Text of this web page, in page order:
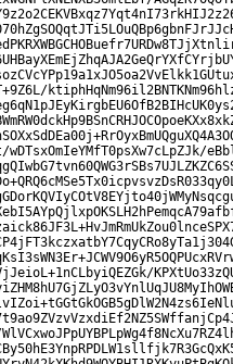
wDTsxOmIeYMfT0psXw7cLpZJk/